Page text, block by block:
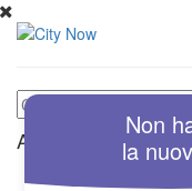
Altre SezioniNon
la